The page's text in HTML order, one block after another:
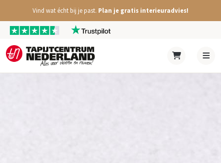
Vind wat écht bij je past. Plan je gratis interieuradvies!